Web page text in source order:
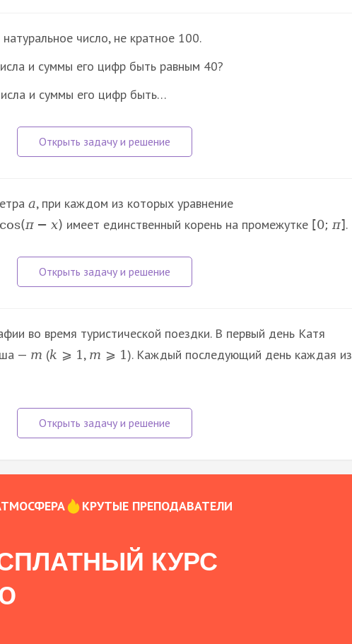
число, не кратное 100.
и суммы его цифр быть равным 40?
и суммы его цифр быть…
a, при каждом из которых уравнение
cos(π − x) имеет единственный корень на промежутке [0; π].
во время туристической поездки. В первый день Катя
— m (k ⩾ 1, m ⩾ 1). Каждый последующий день каждая из
КРУТЫЕ ПРЕПОДАВАТЕЛИ
КУРС